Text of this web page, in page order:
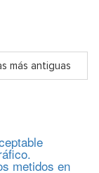
más antiguas
metidos en